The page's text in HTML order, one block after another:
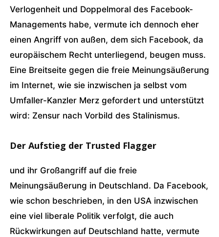
Verlogenheit und Doppelmoral des Facebook-
Managements habe, vermute ich dennoch eher
einen Angriff von außen, dem sich Facebook, da
europäischem Recht unterliegend, beugen muss.
Eine Breitseite gegen die freie Meinungsäußerung
im Internet, wie sie inzwischen ja selbst vom
Umfaller-Kanzler Merz gefordert und unterstützt
wird: Zensur nach Vorbild des Stalinismus.
Der Aufstieg der Trusted Flagger
und ihr Großangriff auf die freie
Meinungsäußerung in Deutschland. Da Facebook,
wie schon beschrieben, in den USA inzwischen
eine viel liberale Politik verfolgt, die auch
Rückwirkungen auf Deutschland hatte, vermute